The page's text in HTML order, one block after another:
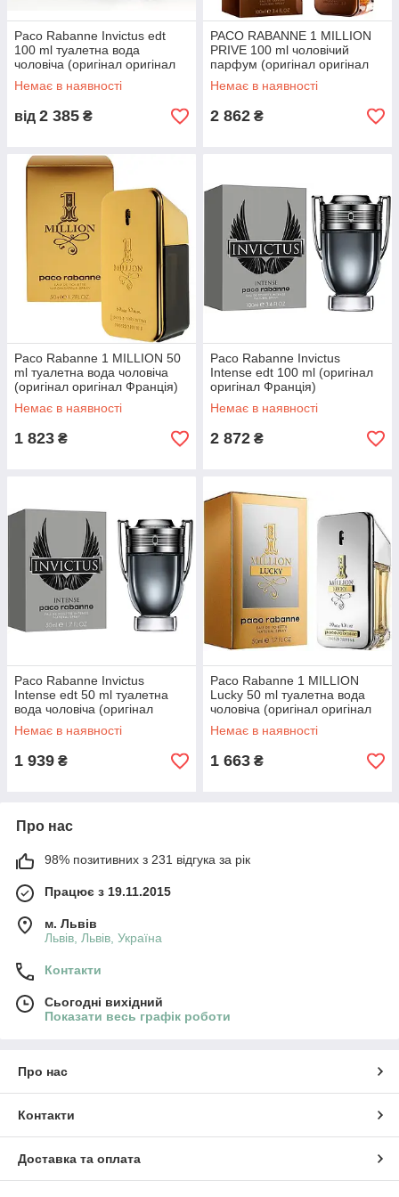
Paco Rabanne Invictus edt
100 ml туалетна вода
чоловіча (оригінал оригінал
Франція)
Немає в наявності
від 2 385 ₴
PACO RABANNE 1 MILLION
PRIVE 100 ml чоловічий
парфум (оригінал оригінал
Франція)
Немає в наявності
2 862 ₴
Paco Rabanne 1 MILLION 50
ml туалетна вода чоловіча
(оригінал оригінал Франція)
Немає в наявності
1 823 ₴
Paco Rabanne Invictus
Intense edt 100 ml (оригінал
оригінал Франція)
Немає в наявності
2 872 ₴
Paco Rabanne Invictus
Intense edt 50 ml туалетна
вода чоловіча (оригінал
оригінал Франція)
Немає в наявності
1 939 ₴
Paco Rabanne 1 MILLION
Lucky 50 ml туалетна вода
чоловіча (оригінал оригінал
Франція)
Немає в наявності
1 663 ₴
Про нас
98% позитивних з 231 відгука за рік
Працює з 19.11.2015
м. Львів
Львів, Львів, Україна
Контакти
Сьогодні вихідний
Показати весь графік роботи
Про нас
Контакти
Доставка та оплата